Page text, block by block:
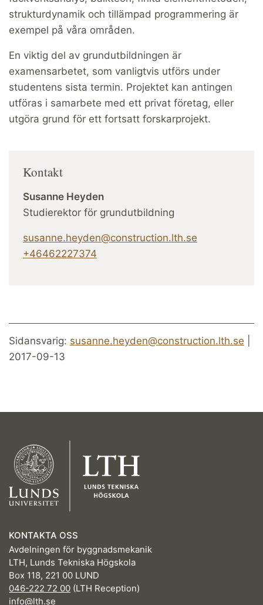
strukturdynamik och tillämpad programmering är
exempel på våra områden.
En viktig del av grundutbildningen är
examensarbetet, som vanligtvis utförs under
studentens sista termin. Projektet kan antingen
utföras i samarbete med ett privat företag, eller
utgöra grund för ett fortsatt forskarprojekt.
Kontakt
Susanne Heyden
Studierektor för grundutbildning
susanne.heyden@construction.lth.se
+46462227374
Sidansvarig: susanne.heyden@construction.lth.se
2017-09-13
KONTAKTA OSS
Avdelningen för byggnadsmekanik
LTH, Lunds Tekniska Högskola
Box 118, 221 00 LUND
046-222 72 00 (LTH Reception)
info@lth.se